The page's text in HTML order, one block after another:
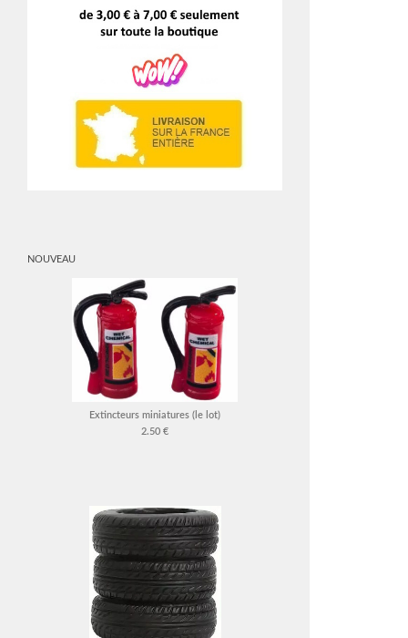
NOUVEAU
Extincteurs miniatures (le lot)
2.50 €